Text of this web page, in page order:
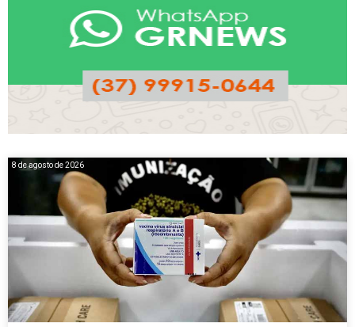
8 de agosto de 2026